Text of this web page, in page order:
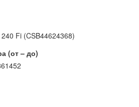
Fi (CSB44624368)
(от – до)